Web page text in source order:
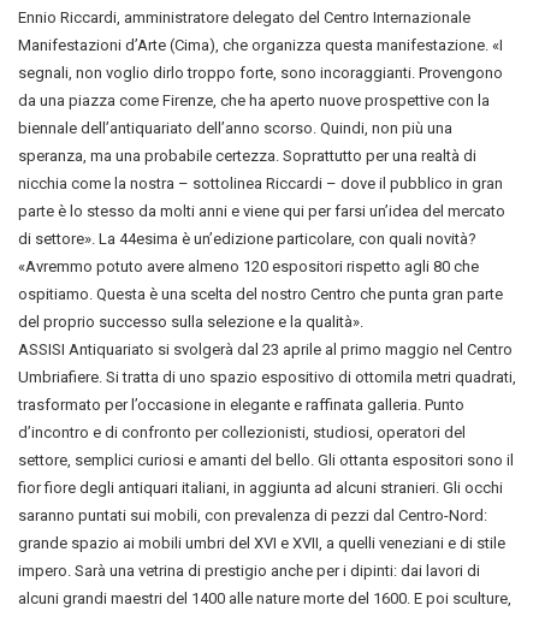
Ennio Riccardi, amministratore delegato del Centro Internazionale
Manifestazioni d’Arte (Cima), che organizza questa manifestazione. «I
segnali, non voglio dirlo troppo forte, sono incoraggianti. Provengono
da una piazza come Firenze, che ha aperto nuove prospettive con la
biennale dell’antiquariato dell’anno scorso. Quindi, non più una
speranza, ma una probabile certezza. Soprattutto per una realtà di
nicchia come la nostra – sottolinea Riccardi – dove il pubblico in gran
parte è lo stesso da molti anni e viene qui per farsi un’idea del mercato
di settore». La 44esima è un’edizione particolare, con quali novità?
«Avremmo potuto avere almeno 120 espositori rispetto agli 80 che
ospitiamo. Questa è una scelta del nostro Centro che punta gran parte
del proprio successo sulla selezione e la qualità».
ASSISI Antiquariato si svolgerà dal 23 aprile al primo maggio nel Centro
Umbriafiere. Si tratta di uno spazio espositivo di ottomila metri quadrati,
trasformato per l’occasione in elegante e raffinata galleria. Punto
d’incontro e di confronto per collezionisti, studiosi, operatori del
settore, semplici curiosi e amanti del bello. Gli ottanta espositori sono il
fior fiore degli antiquari italiani, in aggiunta ad alcuni stranieri. Gli occhi
saranno puntati sui mobili, con prevalenza di pezzi dal Centro-Nord:
grande spazio ai mobili umbri del XVI e XVII, a quelli veneziani e di stile
impero. Sarà una vetrina di prestigio anche per i dipinti: dai lavori di
alcuni grandi maestri del 1400 alle nature morte del 1600. E poi sculture,